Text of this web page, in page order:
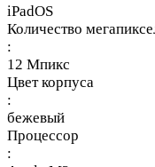
iPadOS
Количество
:
12 Мпикс
Цвет корпуса
:
бежевый
Процессор
: